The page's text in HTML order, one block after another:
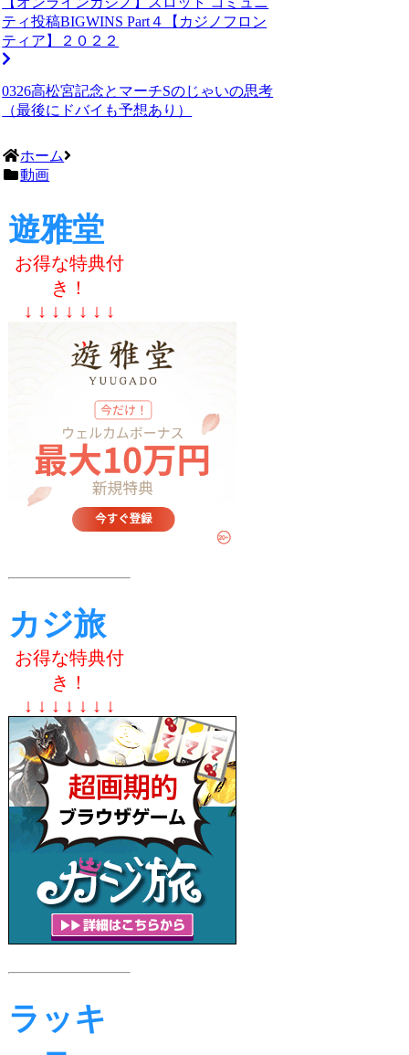
ティ投稿BIGWINS Part４【カジノフロン
ティア】２０２２
0326高松宮記念とマーチSのじゃいの思考
（最後にドバイも予想あり）
ホーム
動画
遊雅堂
お得な特典付
き！
↓ ↓ ↓ ↓ ↓ ↓ ↓
カジ旅
お得な特典付
き！
↓ ↓ ↓ ↓ ↓ ↓ ↓
ラッキ